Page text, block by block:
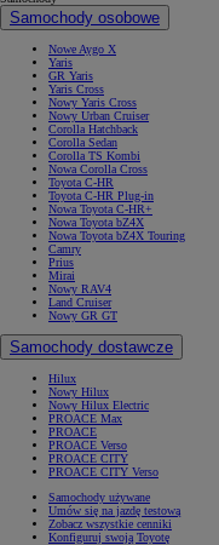
Samochody osobowe
Nowe Aygo X
Yaris
GR Yaris
Yaris Cross
Nowy Yaris Cross
Nowy Urban Cruiser
Corolla Hatchback
Corolla Sedan
Corolla TS Kombi
Nowa Corolla Cross
Toyota C-HR
Toyota C-HR Plug-in
Nowa Toyota C-HR+
Nowa Toyota bZ4X
Nowa Toyota bZ4X Touring
Camry
Prius
Mirai
Nowy RAV4
Land Cruiser
Nowy GR GT
Samochody dostawcze
Hilux
Nowy Hilux
Nowy Hilux Electric
PROACE Max
PROACE
PROACE Verso
PROACE CITY
PROACE CITY Verso
Samochody używane
Umów się na jazdę testową
Zobacz wszystkie cenniki
Konfiguruj swoją Toyotę